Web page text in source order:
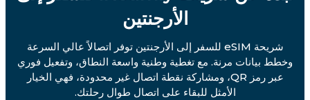
الأرجنتين
شريحة eSIM للسفر إلى الأرجنتين توفر اتصالاً عالي السرعة
وخطط بيانات مرنة. مع تغطية وطنية واسعة النطاق، وتفعيل فوري
عبر رمز QR، ومشاركة نقطة اتصال غير محدودة، فهي الخيار
الأمثل للبقاء على اتصال طوال رحلتك.